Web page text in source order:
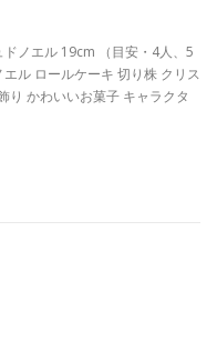
ノエル 19cm （目安・4人、5
ル ロールケーキ 切り株 クリス
り かわいいお菓子 キャラクタ